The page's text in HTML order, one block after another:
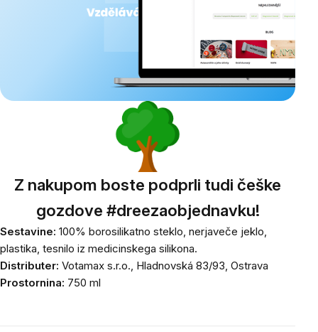
Z nakupom boste podprli tudi češke
gozdove #dreezaobjednavku!
Sestavine: 100% borosilikatno steklo, nerjaveče jeklo,
plastika, tesnilo iz medicinskega silikona.
Distributer: Votamax s.r.o., Hladnovská 83/93, Ostrava
Prostornina: 750 ml